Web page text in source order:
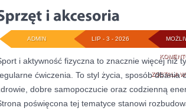
ZOSTAŁA
LIP - 3 - 2026
ADMIN
i aktywność fizyczna to znacznie więcej niż
ćwiczenia. To styl życia, sposób dbania
dobre samopoczucie oraz codzienną
poświęcona tej tematyce stanowi